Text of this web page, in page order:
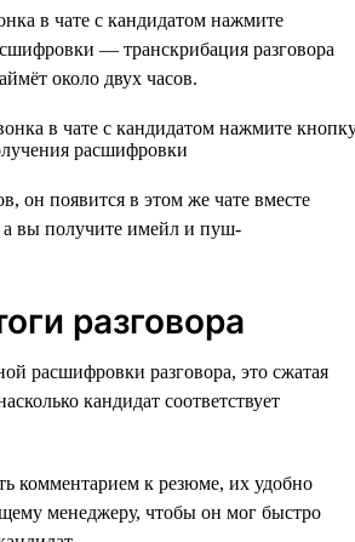
в чате с кандидатом нажмите
— транскрибация разговора
около двух часов.
он появится в этом же чате вместе
вы получите имейл и пуш-
разговора
расшифровки разговора, это сжатая
кандидат соответствует
комментарием к резюме, их удобно
менеджеру, чтобы он мог быстро